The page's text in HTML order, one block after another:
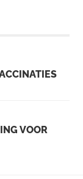
VOOR